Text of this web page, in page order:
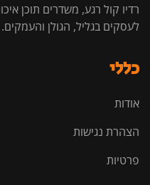
רדיו קול רגע, משדרים תוכן
לעסקים בגליל, הגולן והעמקים.
כללי
אודות
הצהרת נגישות
פרטיות